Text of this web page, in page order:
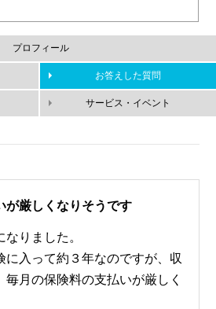
プロフィール
お答えした質問
サービス・イベント
が厳しくなりそうです
りました。
に入って約３年なのですが、収
毎月の保険料の支払いが厳しく